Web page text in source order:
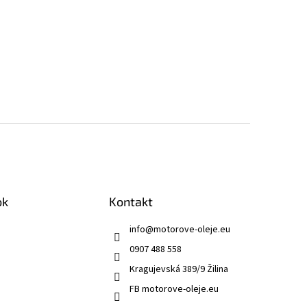
Kontakt
info@motorove-oleje.eu
0907 488 558
Kragujevská 389/9 Žilina
FB motorove-oleje.eu